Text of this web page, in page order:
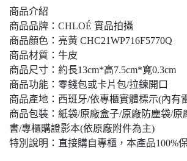
商品介紹
商品品牌：CHLOÉ 實品拍攝
商品顏色：亮黃 CHC21WP716F5770Q
商品材質：牛皮
商品尺寸：約長13cm*高7.5cm*寬0.3cm
商品功能：零錢包或卡片包/拉鍊開口
商品產地：西班牙/依專櫃實體標示(內有
商品包裝：紙袋/原廠盒子/原廠防塵袋/原
書/專櫃購證影本(依原廠附件為主)
特別說明：直接購自專櫃，本產品100%